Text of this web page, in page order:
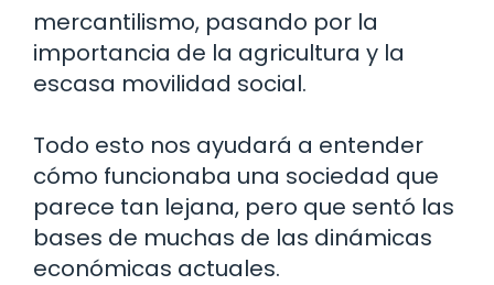
mercantilismo, pasando por la
importancia de la agricultura y la
escasa movilidad social.
Todo esto nos ayudará a entender
cómo funcionaba una sociedad que
parece tan lejana, pero que sentó las
bases de muchas de las dinámicas
económicas actuales.